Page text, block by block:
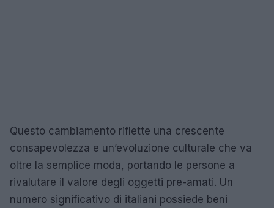
Questo cambiamento riflette una crescente
consapevolezza e un’evoluzione culturale che va
oltre la semplice moda, portando le persone a
rivalutare il valore degli oggetti pre-amati. Un
numero significativo di italiani possiede beni